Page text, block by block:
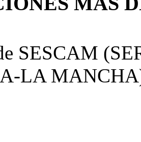
SESCAM
LA